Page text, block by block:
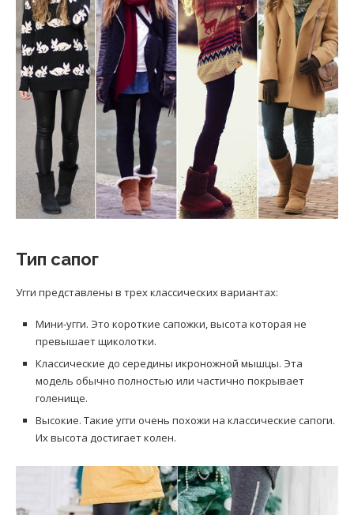
Тип сапог
Угги представлены в трех классических вариантах:
Мини-угги. Это короткие сапожки, высота которая не
превышает щиколотки.
Классические до середины икроножной мышцы. Эта
модель обычно полностью или частично покрывает
голенище.
Высокие. Такие угги очень похожи на классические сапоги.
Их высота достигает колен.